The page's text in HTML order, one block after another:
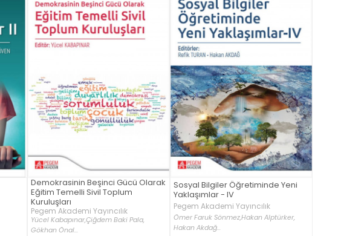
Demokrasinin Beşinci Gücü Olarak
Eğitim Temelli Sivil Toplum
Kuruluşları
Pegem Akademi Yayıncılık
Yücel Kabapınar,Çiğdem Baki Pala,
Gökhan Önal...
Sosyal Bilgiler Öğretiminde Yeni
Yaklaşımlar - IV
Pegem Akademi Yayıncılık
Ömer Faruk Sönmez,Hakan Alptürker,
Hakan Akdağ...